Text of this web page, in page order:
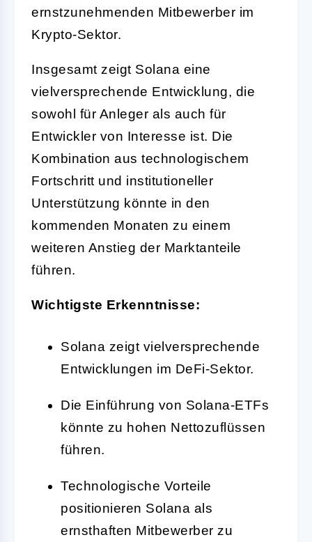
ernstzunehmenden Mitbewerber im
Krypto-Sektor.
Insgesamt zeigt Solana eine
vielversprechende Entwicklung, die
sowohl für Anleger als auch für
Entwickler von Interesse ist. Die
Kombination aus technologischem
Fortschritt und institutioneller
Unterstützung könnte in den
kommenden Monaten zu einem
weiteren Anstieg der Marktanteile
führen.
Wichtigste Erkenntnisse:
Solana zeigt vielversprechende
Entwicklungen im DeFi-Sektor.
Die Einführung von Solana-ETFs
könnte zu hohen Nettozuflüssen
führen.
Technologische Vorteile
positionieren Solana als
ernsthaften Mitbewerber zu